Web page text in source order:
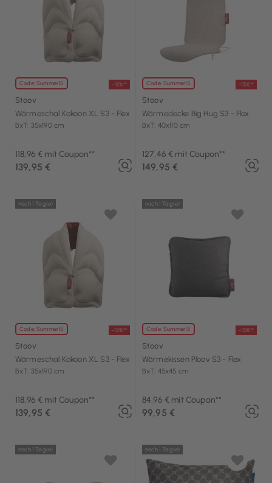
Code: Summer15 -15%**
Stoov
Wärmeschal Kokoon XL S3 - Flex
BxT: 35x190 cm
118,96 € mit Coupon**
139,95 €
Code: Summer15 -15%**
Stoov
Wärmedecke Big Hug S3 - Flex
BxT: 40x110 cm
127,46 € mit Coupon**
149,95 €
Code: Summer15 -15%**
noch 1 Tag(e)
Stoov
Wärmeschal Kokoon XL S3 - Flex
BxT: 35x190 cm
118,96 € mit Coupon**
139,95 €
Code: Summer15 -15%**
noch 1 Tag(e)
Stoov
Wärmekissen Ploov S3 - Flex
BxT: 45x45 cm
84,96 € mit Coupon**
99,95 €
noch 1 Tag(e) noch 1 Tag(e)